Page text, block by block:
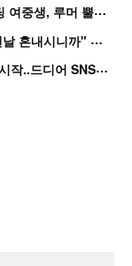
“
연습생 아닙니다” 싸이 '흠뻑쇼' 즉석 캐스팅 여중생, 루머 뿔났다[Oh!쎈 이...
홍
진영, '임신설' 종결 작정하고 입은 옷…"맨날 혼내시니까" 억울
'
흑백' 김도윤♥배우 김서연, 4년만 공개열애 시작..드디어 SNS에 노출 [핫피...